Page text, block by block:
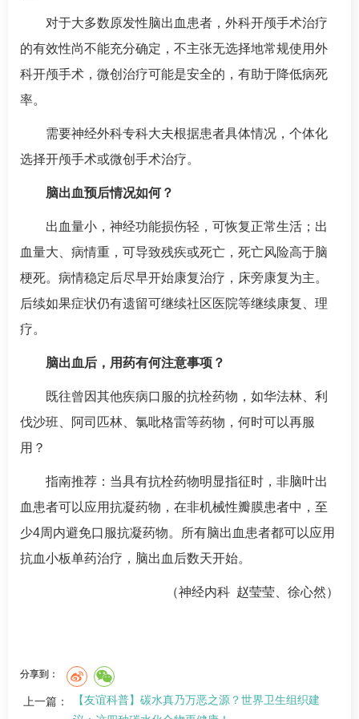
对于大多数原发性脑出血患者，外科开颅手术治疗
的有效性尚不能充分确定，不主张无选择地常规使用外
科开颅手术，微创治疗可能是安全的，有助于降低病死
率。
需要神经外科专科大夫根据患者具体情况，个体化
选择开颅手术或微创手术治疗。
脑出血预后情况如何？
出血量小，神经功能损伤轻，可恢复正常生活；出
血量大、病情重，可导致残疾或死亡，死亡风险高于脑
梗死。病情稳定后尽早开始康复治疗，床旁康复为主。
后续如果症状仍有遗留可继续社区医院等继续康复、理
疗。
脑出血后，用药有何注意事项？
既往曾因其他疾病口服的抗栓药物，如华法林、利
伐沙班、阿司匹林、氯吡格雷等药物，何时可以再服
用？
指南推荐：当具有抗栓药物明显指征时，非脑叶出
血患者可以应用抗凝药物，在非机械性瓣膜患者中，至
少4周内避免口服抗凝药物。所有脑出血患者都可以应用
抗血小板单药治疗，脑出血后数天开始。
（神经内科 赵莹莹 、徐心然）
分享到：
上一篇：
【友谊科普】碳水真乃万恶之源？世界卫生组织建